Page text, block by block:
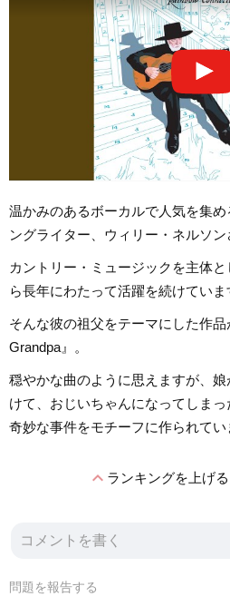
温かみのあるボーカルで人気を集
ングライター、ウィリー・ネルソン
カントリー・ミュージックを主体
ら長年にわたって活躍を続けていま
そんな彼の祖父をテーマにした作
Grandpa』。
穏やかな曲のように思えますが、
けて、おじいちゃんになってしま
奇妙な事件をモチーフに作られてい
expand_lessランキングを上げる
問題を報告する